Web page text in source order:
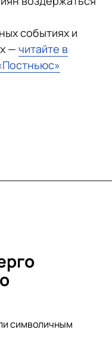
событиях и
— читайте в
символичным